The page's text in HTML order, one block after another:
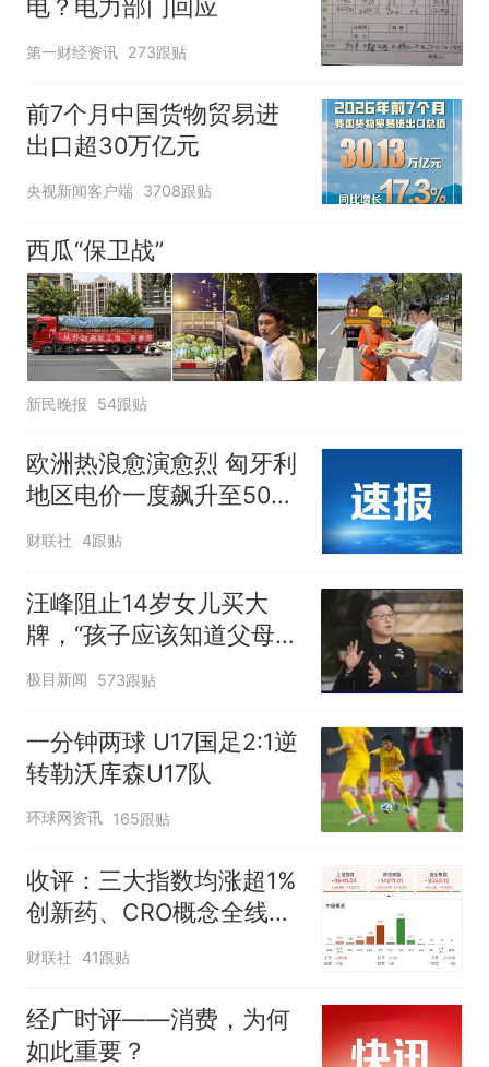
电？电力部门回应
第一财经资讯 273跟贴
前7个月中国货物贸易进
出口超30万亿元
央视新闻客户端 3708跟贴
西瓜“保卫战”
新民晚报 54跟贴
欧洲热浪愈演愈烈 匈牙利
地区电价一度飙升至500
欧元/兆瓦时
财联社 4跟贴
汪峰阻止14岁女儿买大
牌，“孩子应该知道父母的
不易”，称自己买衣服80%
极目新闻 573跟贴
一分钟两球 U17国足2:1逆
转勒沃库森U17队
环球网资讯 165跟贴
收评：三大指数均涨超1%
创新药、CRO概念全线走
强
财联社 41跟贴
经广时评——消费，为何
如此重要？